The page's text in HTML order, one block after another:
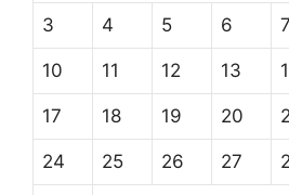
3 4 5 6 7
10 11 12 13
17 18 19 20
24 25 26 27